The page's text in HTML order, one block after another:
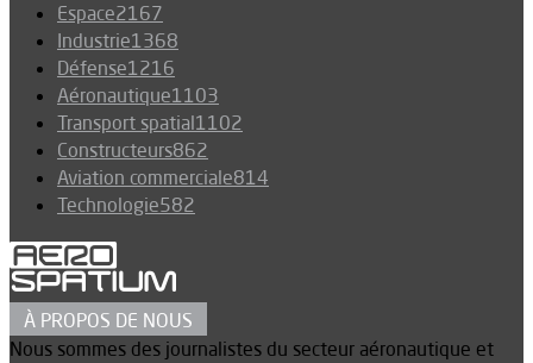
Espace2167
Industrie1368
Défense1216
Aéronautique1103
Transport spatial1102
Constructeurs862
Aviation commerciale814
Technologie582
À PROPOS DE NOUS
Nous sommes des journalistes du secteur aéronautique et